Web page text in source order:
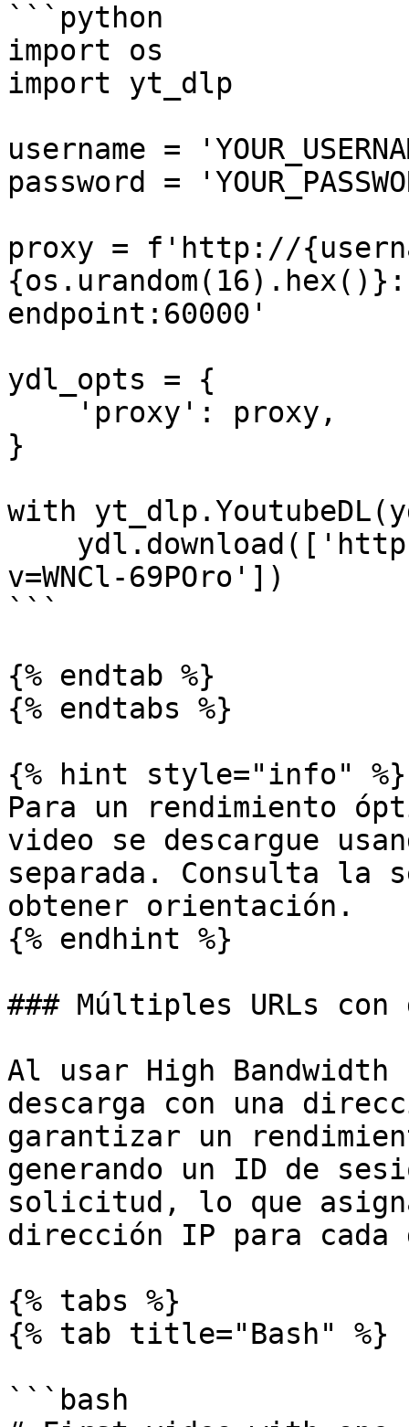
```python
import os
import yt_dlp
username =
password =
proxy = f'http://
endpoint:60000'
ydl_opts = {
}
with
v=WNCl-69POro'])
```
{% endtab %}
{% endtabs %}
{% hint style="info" %}
Para un rendimiento
video se descargue
separada. Consulta la
obtener orientación.
{% endhint %}
### Múltiples URLs
Al usar High
descarga con una
garantizar un
generando un ID de
solicitud, lo que
dirección IP para cada
{% tabs %}
{% tab title="Bash" %}
```bash